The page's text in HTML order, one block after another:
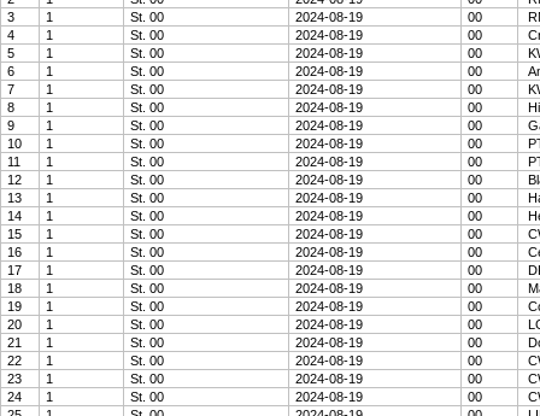
3
1 St. 00 2024-08-19 00
4
1 St. 00 2024-08-19 00
5
1 St. 00 2024-08-19 00
6
1 St. 00 2024-08-19 00
7
1 St. 00 2024-08-19 00
8
1 St. 00 2024-08-19 00
9
1 St. 00 2024-08-19 00
10
1 St. 00 2024-08-19 00
11
1 St. 00 2024-08-19 00
12
1 St. 00 2024-08-19 00
13
1 St. 00 2024-08-19 00
14
1 St. 00 2024-08-19 00
15
1 St. 00 2024-08-19 00
16
1 St. 00 2024-08-19 00
17
1 St. 00 2024-08-19 00
18
1 St. 00 2024-08-19 00
19
1 St. 00 2024-08-19 00
20
1 St. 00 2024-08-19 00
21
1 St. 00 2024-08-19 00
22
1 St. 00 2024-08-19 00
23
1 St. 00 2024-08-19 00
24
1 St. 00 2024-08-19 00